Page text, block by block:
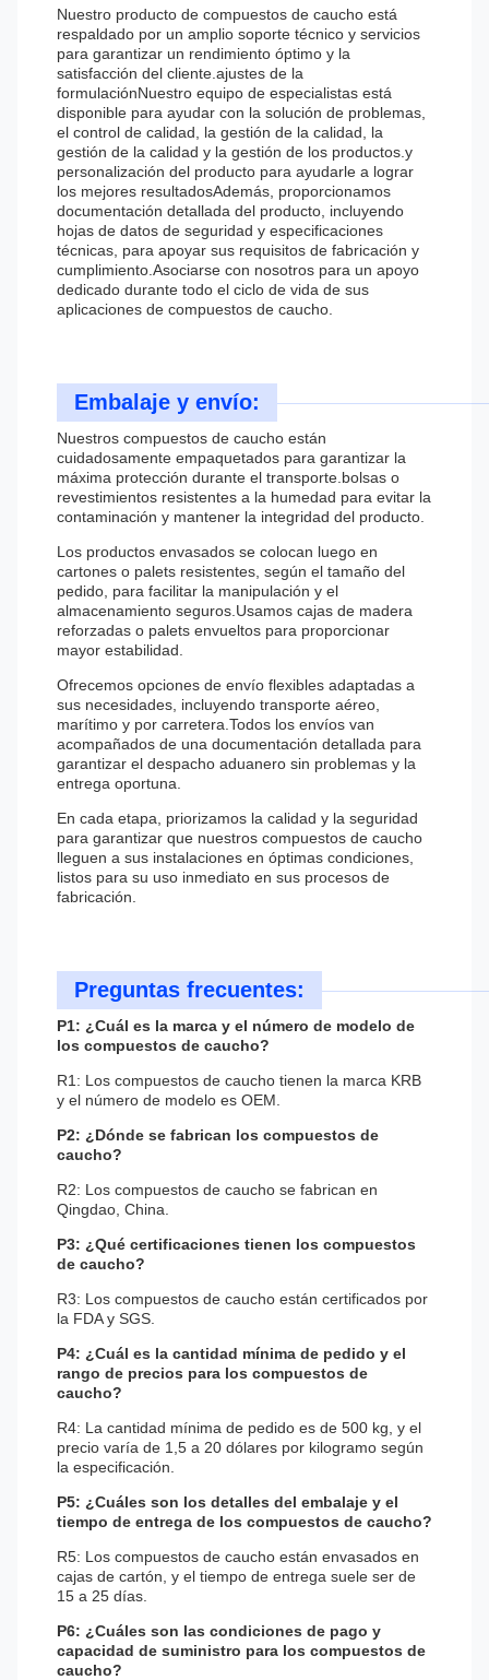
Nuestro producto de compuestos de caucho está
respaldado por un amplio soporte técnico y servicios
para garantizar un rendimiento óptimo y la
satisfacción del cliente.ajustes de la
formulaciónNuestro equipo de especialistas está
disponible para ayudar con la solución de problemas,
el control de calidad, la gestión de la calidad, la
gestión de la calidad y la gestión de los productos.y
personalización del producto para ayudarle a lograr
los mejores resultadosAdemás, proporcionamos
documentación detallada del producto, incluyendo
hojas de datos de seguridad y especificaciones
técnicas, para apoyar sus requisitos de fabricación y
cumplimiento.Asociarse con nosotros para un apoyo
dedicado durante todo el ciclo de vida de sus
aplicaciones de compuestos de caucho.
Embalaje y envío:
Nuestros compuestos de caucho están
cuidadosamente empaquetados para garantizar la
máxima protección durante el transporte.bolsas o
revestimientos resistentes a la humedad para evitar la
contaminación y mantener la integridad del producto.
Los productos envasados se colocan luego en
cartones o palets resistentes, según el tamaño del
pedido, para facilitar la manipulación y el
almacenamiento seguros.Usamos cajas de madera
reforzadas o palets envueltos para proporcionar
mayor estabilidad.
Ofrecemos opciones de envío flexibles adaptadas a
sus necesidades, incluyendo transporte aéreo,
marítimo y por carretera.Todos los envíos van
acompañados de una documentación detallada para
garantizar el despacho aduanero sin problemas y la
entrega oportuna.
En cada etapa, priorizamos la calidad y la seguridad
para garantizar que nuestros compuestos de caucho
lleguen a sus instalaciones en óptimas condiciones,
listos para su uso inmediato en sus procesos de
fabricación.
Preguntas frecuentes:
P1: ¿Cuál es la marca y el número de modelo de
los compuestos de caucho?
R1: Los compuestos de caucho tienen la marca KRB
y el número de modelo es OEM.
P2: ¿Dónde se fabrican los compuestos de
caucho?
R2: Los compuestos de caucho se fabrican en
Qingdao, China.
P3: ¿Qué certificaciones tienen los compuestos
de caucho?
R3: Los compuestos de caucho están certificados por
la FDA y SGS.
P4: ¿Cuál es la cantidad mínima de pedido y el
rango de precios para los compuestos de
caucho?
R4: La cantidad mínima de pedido es de 500 kg, y el
precio varía de 1,5 a 20 dólares por kilogramo según
la especificación.
P5: ¿Cuáles son los detalles del embalaje y el
tiempo de entrega de los compuestos de caucho?
R5: Los compuestos de caucho están envasados en
cajas de cartón, y el tiempo de entrega suele ser de
15 a 25 días.
P6: ¿Cuáles son las condiciones de pago y
capacidad de suministro para los compuestos de
caucho?